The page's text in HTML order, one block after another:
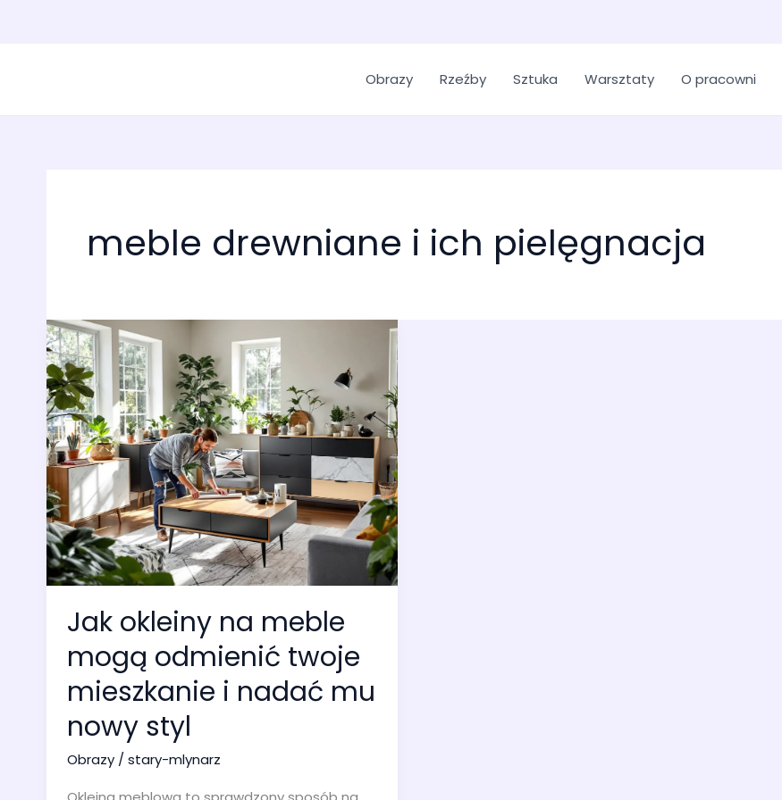
Obrazy Rzeźby Sztuka Warsztaty O pracowni
meble drewniane i ich pielęgnacja
Jak okleiny na meble
mogą odmienić twoje
mieszkanie i nadać mu
nowy styl
Obrazy/ stary-mlynarz